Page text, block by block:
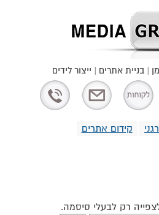
קידום אתרים
| בניית אתרים | ייצור לידים
רק לבעלי סיסמה.